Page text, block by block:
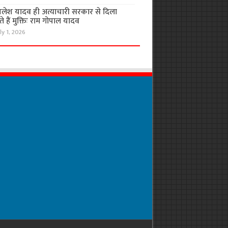
यादव ही अत्याचारी सरकार से दिला
मुक्तिः राम गोपाल यादव
1, 2026